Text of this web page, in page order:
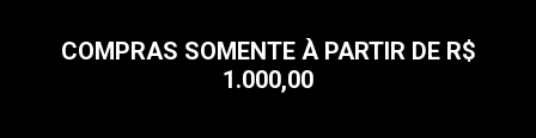
COMPRAS SOMENTE À PARTIR DE R$
1.000,00